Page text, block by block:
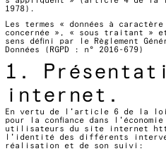
1978).
Les termes « données à
concernée », « sous traitant »
sens défini par le Règlement
Données (RGPD : n° 2016-679)
1.
internet.
En vertu de l'article 6 de la loi
pour la confiance dans
utilisateurs du site internet
l'identité des différents
réalisation et de son suivi: